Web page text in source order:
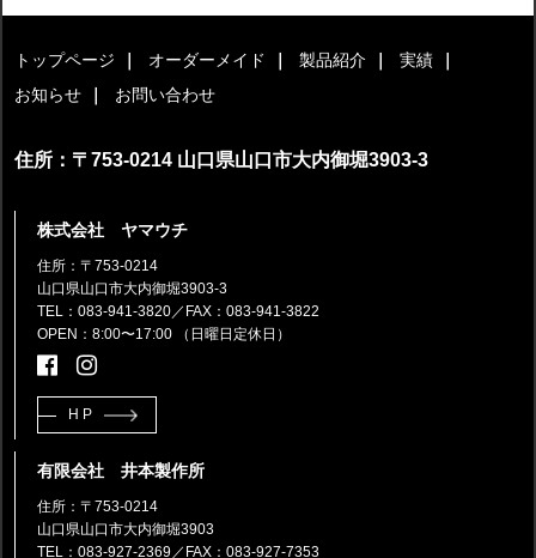
トップページ オーダーメイド 製品紹介
実績
お知らせ
お問い合わせ
住所：〒753-0214 山口県山口市大内御堀3903-3
株式会社 ヤマウチ
住所：〒753-0214
山口県山口市大内御堀3903-3
TEL：083-941-3820／FAX：083-941-3822
OPEN：8:00〜17:00 （日曜日定休日）
HP
有限会社 井本製作所
住所：〒753-0214
山口県山口市大内御堀3903
TEL：083-927-2369／FAX：083-927-7353